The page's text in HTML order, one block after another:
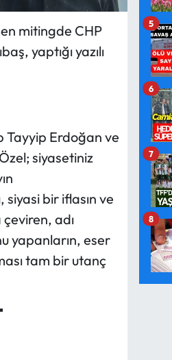
mitingde CHP
yaptığı yazılı
Tayyip Erdoğan ve
siyasetiniz
siyasi bir iflasın ve
çeviren, adı
yapanların, eser
tam bir utanç
5
6
7
8